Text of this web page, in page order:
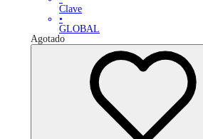
Clave
•
GLOBAL
Agotado